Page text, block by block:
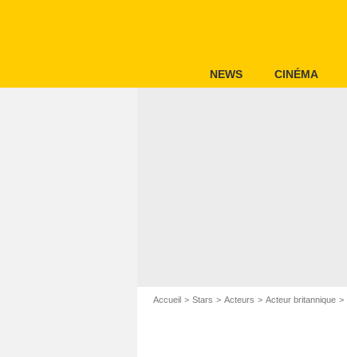
NEWS CINÉMA
Accueil Stars Acteurs Acteur britannique